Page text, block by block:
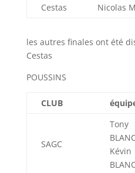
Cestas
Nicolas
les autres finales ont été
Cestas
POUSSINS
CLUB
SAGC
Tony
Kévin